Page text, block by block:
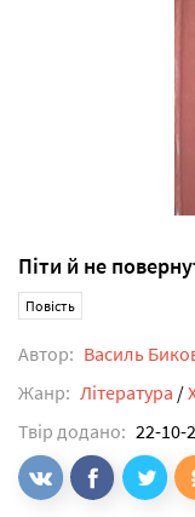
Піти й не
Повість
Автор: Василь
Жанр: Література /
Твір додано: 22-10-